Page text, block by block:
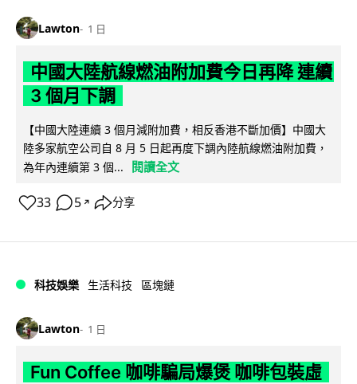
Lawton 1 日
中國大陸航線燃油附加費今日再降 連續
3 個月下調
【中國大陸連續 3 個月減附加費，相反香港不斷加價】中國大
陸多家航空公司自 8 月 5 日起再度下調內陸航線燃油附加費，
為年內連續第 3 個...
閱讀全文
33 5 ↗ 分享
科技娛樂 生活科技 區塊鏈
Lawton 1 日
Fun Coffee 咖啡騙局爆煲 咖啡包裝虛